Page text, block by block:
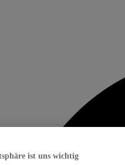
ist uns wichtig